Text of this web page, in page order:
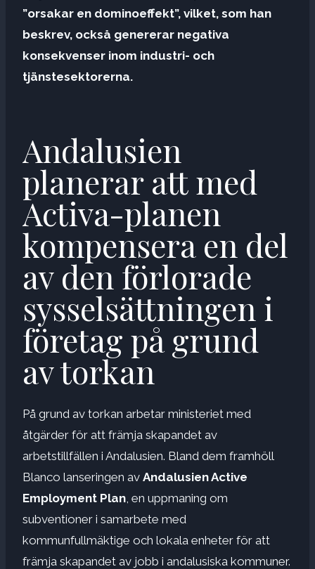
”orsakar en dominoeffekt”, vilket, som han
beskrev, också genererar negativa
konsekvenser inom industri- och
tjänstesektorerna.
Andalusien
planerar att med
Activa-planen
kompensera en del
av den förlorade
sysselsättningen i
företag på grund
av torkan
På grund av torkan arbetar ministeriet med
åtgärder för att främja skapandet av
arbetstillfällen i Andalusien. Bland dem framhöll
Blanco lanseringen av Andalusien Active
Employment Plan , en uppmaning om
subventioner i samarbete med
kommunfullmäktige och lokala enheter för att
främja skapandet av jobb i andalusiska kommuner.